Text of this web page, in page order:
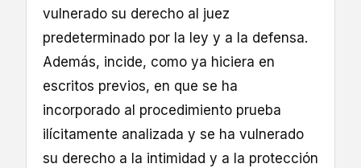
vulnerado su derecho al juez
predeterminado por la ley y a la defensa.
Además, incide, como ya hiciera en
escritos previos, en que se ha
incorporado al procedimiento prueba
ilícitamente analizada y se ha vulnerado
su derecho a la intimidad y a la protección